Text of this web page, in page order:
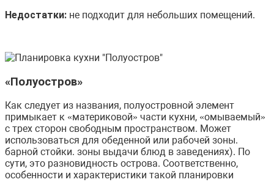
Недостатки: не подходит для небольших помещений.
«Полуостров»
Как следует из названия, полуостровной элемент
примыкает к «материковой» части кухни, «омываемый»
с трех сторон свободным пространством. Может
использоваться для обеденной или рабочей зоны.
барной стойки. зоны выдачи блюд в заведениях). По
сути, это разновидность острова. Соответственно,
особенности и характеристики такой планировки